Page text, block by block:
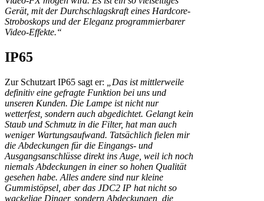
Gerät, mit der Durchschlagskraft eines Hardcore-
Stroboskops und der Eleganz programmierbarer
Video-Effekte.“
IP65
Zur Schutzart IP65 sagt er:
„Das ist mittlerweile
definitiv eine gefragte Funktion bei uns und
unseren Kunden. Die Lampe ist nicht nur
wetterfest, sondern auch abgedichtet. Gelangt kein
Staub und Schmutz in die Filter, hat man auch
weniger Wartungsaufwand. Tatsächlich fielen mir
die Abdeckungen für die Eingangs- und
Ausgangsanschlüsse direkt ins Auge, weil ich noch
niemals Abdeckungen in einer so hohen Qualität
gesehen habe. Alles andere sind nur kleine
Gummistöpsel, aber das JDC2 IP hat nicht so
wackelige Dinger, sondern Abdeckungen, die